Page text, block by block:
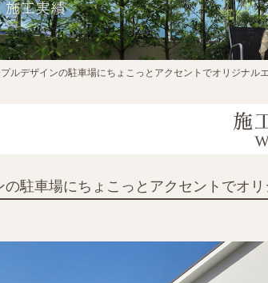
ルデザインの駐車場にちょこっとアクセントでオリジナル
の駐車場にちょこっとアクセントでオ